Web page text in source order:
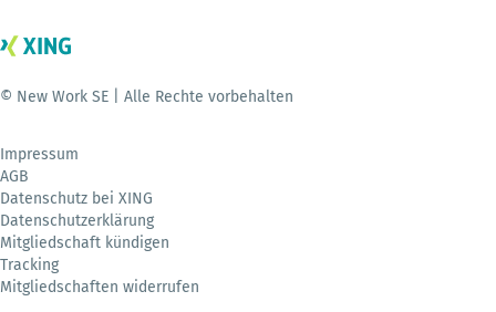
© New Work SE | Alle Rechte vorbehalten
Impressum
AGB
Datenschutz bei XING
Datenschutzerklärung
Mitgliedschaft kündigen
Tracking
Mitgliedschaften widerrufen